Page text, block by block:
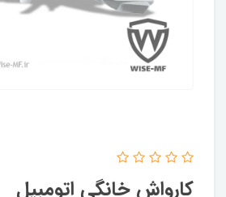
کارواش خانگی اتومبیل